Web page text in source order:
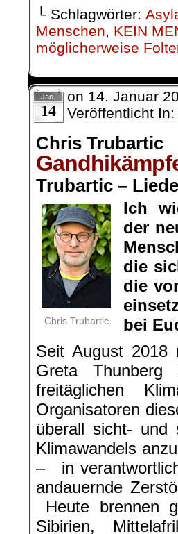
└ Schlagwörter:
Menschen, KEIN
möglicherweise
Jan.
14
on 14. Januar
Veröffentlicht In:
Chris Trubartic
Trubartic –
Chris Trubartic
Ich
der
die
die
bei
Seit August 2018
Greta
freitäglichen
Organisatoren
überall sicht- und
Klimawandels
– in
andauernde
Heute brennen
Sibirien,